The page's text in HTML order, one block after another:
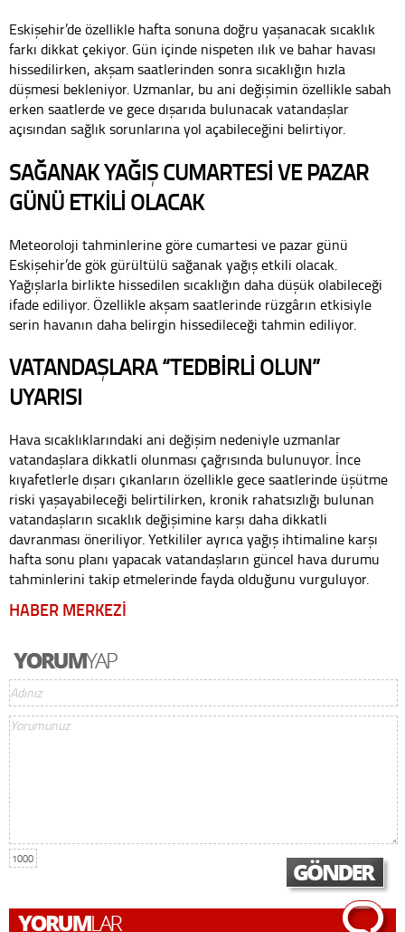
Eskişehir’de özellikle hafta sonuna doğru yaşanacak sıcaklık
farkı dikkat çekiyor. Gün içinde nispeten ılık ve bahar havası
hissedilirken, akşam saatlerinden sonra sıcaklığın hızla
düşmesi bekleniyor. Uzmanlar, bu ani değişimin özellikle sabah
erken saatlerde ve gece dışarıda bulunacak vatandaşlar
açısından sağlık sorunlarına yol açabileceğini belirtiyor.
SAĞANAK YAĞIŞ CUMARTESİ VE PAZAR
GÜNÜ ETKİLİ OLACAK
Meteoroloji tahminlerine göre cumartesi ve pazar günü
Eskişehir’de gök gürültülü sağanak yağış etkili olacak.
Yağışlarla birlikte hissedilen sıcaklığın daha düşük olabileceği
ifade ediliyor. Özellikle akşam saatlerinde rüzgârın etkisiyle
serin havanın daha belirgin hissedileceği tahmin ediliyor.
VATANDAŞLARA “TEDBİRLİ OLUN”
UYARISI
Hava sıcaklıklarındaki ani değişim nedeniyle uzmanlar
vatandaşlara dikkatli olunması çağrısında bulunuyor. İnce
kıyafetlerle dışarı çıkanların özellikle gece saatlerinde üşütme
riski yaşayabileceği belirtilirken, kronik rahatsızlığı bulunan
vatandaşların sıcaklık değişimine karşı daha dikkatli
davranması öneriliyor. Yetkililer ayrıca yağış ihtimaline karşı
hafta sonu planı yapacak vatandaşların güncel hava durumu
tahminlerini takip etmelerinde fayda olduğunu vurguluyor.
HABER MERKEZİ
1000